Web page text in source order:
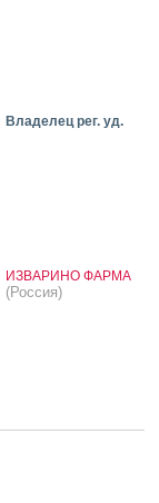
Владелец рег. уд.
ИЗВАРИНО ФАРМА
(Россия)